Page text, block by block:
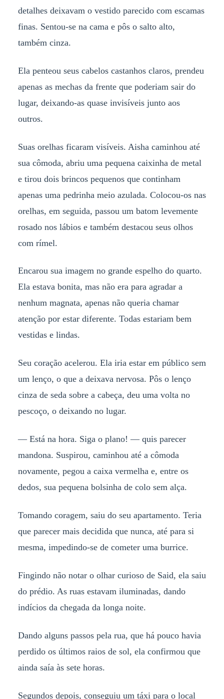
detalhes deixavam o vestido parecido com escamas
finas. Sentou-se na cama e pôs o salto alto,
também cinza.
Ela penteou seus cabelos castanhos claros, prendeu
apenas as mechas da frente que poderiam sair do
lugar, deixando-as quase invisíveis junto aos
outros.
Suas orelhas ficaram visíveis. Aisha caminhou até
sua cômoda, abriu uma pequena caixinha de metal
e tirou dois brincos pequenos que continham
apenas uma pedrinha meio azulada. Colocou-os nas
orelhas, em seguida, passou um batom levemente
rosado nos lábios e também destacou seus olhos
com rímel.
Encarou sua imagem no grande espelho do quarto.
Ela estava bonita, mas não era para agradar a
nenhum magnata, apenas não queria chamar
atenção por estar diferente. Todas estariam bem
vestidas e lindas.
Seu coração acelerou. Ela iria estar em público sem
um lenço, o que a deixava nervosa. Pôs o lenço
cinza de seda sobre a cabeça, deu uma volta no
pescoço, o deixando no lugar.
— Está na hora. Siga o plano! — quis parecer
mandona. Suspirou, caminhou até a cômoda
novamente, pegou a caixa vermelha e, entre os
dedos, sua pequena bolsinha de colo sem alça.
Tomando coragem, saiu do seu apartamento. Teria
que parecer mais decidida que nunca, até para si
mesma, impedindo-se de cometer uma burrice.
Fingindo não notar o olhar curioso de Said, ela saiu
do prédio. As ruas estavam iluminadas, dando
indícios da chegada da longa noite.
Dando alguns passos pela rua, que há pouco havia
perdido os últimos raios de sol, ela confirmou que
ainda saía às sete horas.
Segundos depois, conseguiu um táxi para o local